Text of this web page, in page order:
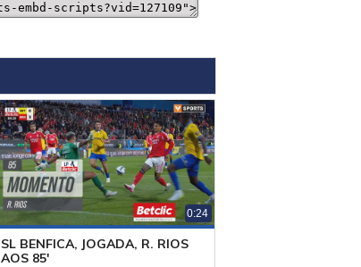
0:24
SL BENFICA, JOGADA, R. RIOS
AOS 85'